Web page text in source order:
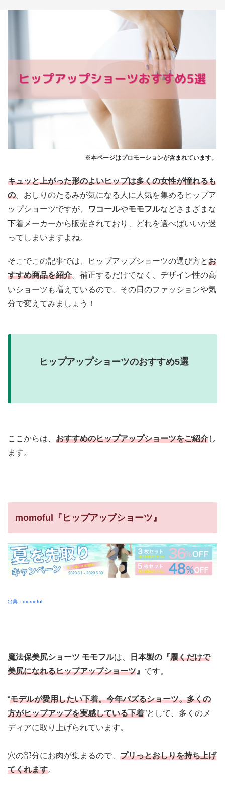
※本ページはプロモーションが含まれています。
キュッと上がった形のよいヒップは多くの女性が憧れるも
の。 おしりのたるみが気になる人に人気を集めるヒップア
ップショーツですが、 ワコールやモモフルなどさまざまな
下着メーカーから販売されており、どれを選べばいいか迷
ってしまいますよね。
そこでこの記事では、 ヒップアップショーツの選び方とお
すすめ商品を紹介。補正するだけでなく、デザイン性の高
いショーツも増えているので、その日のファッションや気
分で変えてみましょう！
ヒップアップショーツのおすすめ5選
ここからは、 おすすめのヒップアップショーツをご紹介し
ます。
momoful『ヒップアップショーツ』
出典：momoful
魔法保美尻ショーツ モモフルは、 日本製の『履くだけで
美尻になれるヒップアップショーツ 』 です。
“モデルが愛用したい下着。今年バズるショーツ。多くの
方がヒップアップを実感している下着”として、多くのメ
ディアに取り上げられています。
穴の部分にお肉が集まるので、 プリっとおしりを持ち上げ
てくれます。